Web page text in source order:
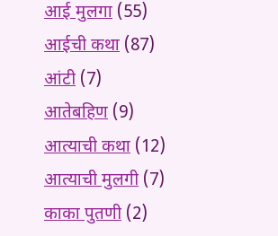
आई मुलगा (55)
आईची कथा (87)
आंटी (7)
आतेबहिण (9)
आत्याची कथा (12)
आत्याची मुलगी (7)
काका पुतणी (2)